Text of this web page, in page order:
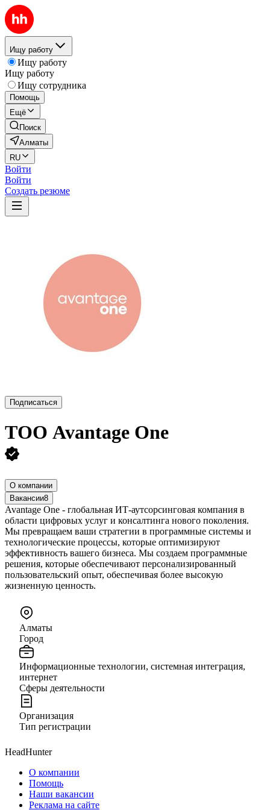
Ищу работу
Ищу работу
Ищу работу
Ищу сотрудника
Помощь
Ещё
Поиск
Алматы
RU
Войти
Войти
Создать резюме
Подписаться
ТОО Avantage One
О компании
Вакансии8
Avantage One - глобальная ИТ-аутсорсинговая компания в
области цифровых услуг и консалтинга нового поколения.
Мы превращаем ваши стратегии в программные системы и
технологические процессы, которые оптимизируют
эффективность вашего бизнеса. Мы создаем программные
решения, которые обеспечивают персонализированный
пользовательский опыт, обеспечивая более высокую
жизненную ценность.
Алматы
Город
Информационные технологии, системная интеграция,
интернет
Сферы деятельности
Организация
Тип регистрации
HeadHunter
О компании
Помощь
Наши вакансии
Реклама на сайте